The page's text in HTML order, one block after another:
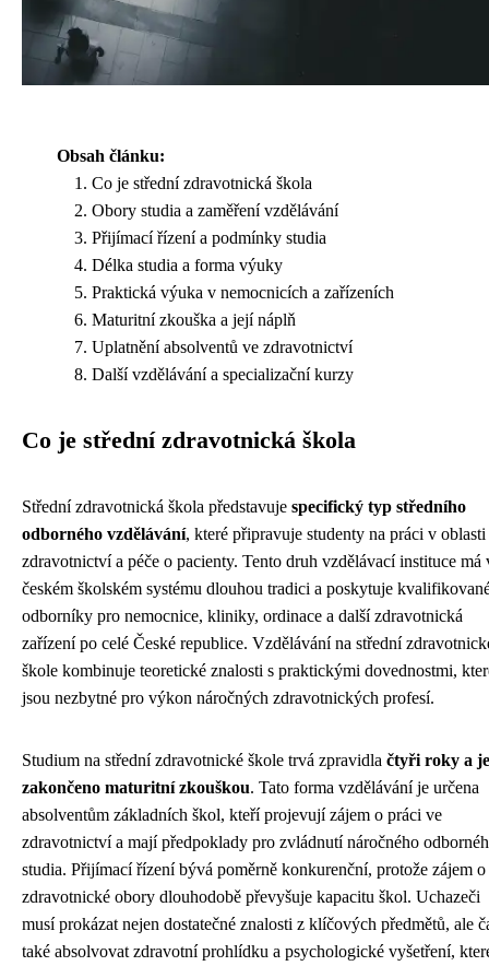
Obsah článku:
Co je střední zdravotnická škola
Obory studia a zaměření vzdělávání
Přijímací řízení a podmínky studia
Délka studia a forma výuky
Praktická výuka v nemocnicích a zařízeních
Maturitní zkouška a její náplň
Uplatnění absolventů ve zdravotnictví
Další vzdělávání a specializační kurzy
Co je střední zdravotnická škola
Střední zdravotnická škola představuje specifický typ středního
odborného vzdělávání, které připravuje studenty na práci v oblasti
zdravotnictví a péče o pacienty. Tento druh vzdělávací instituce má
českém školském systému dlouhou tradici a poskytuje
odborníky pro nemocnice, kliniky, ordinace a další zdravotnická
zařízení po celé České republice. Vzdělávání na střední
škole kombinuje teoretické znalosti s praktickými dovednostmi,
jsou nezbytné pro výkon náročných zdravotnických profesí.
Studium na střední zdravotnické škole trvá zpravidla čtyři roky a je
zakončeno maturitní zkouškou. Tato forma vzdělávání je určena
absolventům základních škol, kteří projevují zájem o práci ve
zdravotnictví a mají předpoklady pro zvládnutí náročného
studia. Přijímací řízení bývá poměrně konkurenční, protože zájem o
zdravotnické obory dlouhodobě převyšuje kapacitu škol. Uchazeči
musí prokázat nejen dostatečné znalosti z klíčových předmětů, ale
také absolvovat zdravotní prohlídku a psychologické vyšetření,